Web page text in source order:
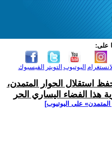
على:
الفيسبوك التويتر اليوتيوب
استقلال الحوار المتمدن،
هذا الفضاء اليساري الحر
على اليوتيوب]